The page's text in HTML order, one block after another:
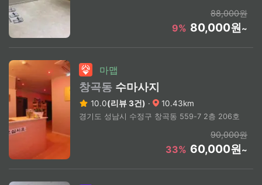
88,000원
9% 80,000원~
마맵
창곡동 수마사지
10.0(리뷰 3건) · 10.43km
경기도 성남시 수정구 창곡동 559-7 2층 206호
90,000원
33% 60,000원~